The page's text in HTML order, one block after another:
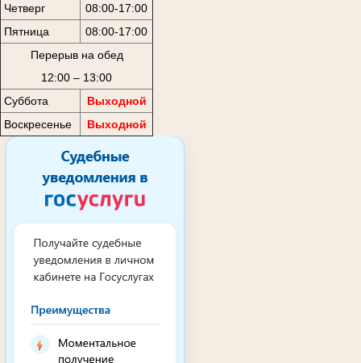
Четверг
08:00-17:00
Пятница
08:00-17:00
Перерыв на обед
12:00 – 13:00
Суббота
Выходной
Воскресенье
Выходной